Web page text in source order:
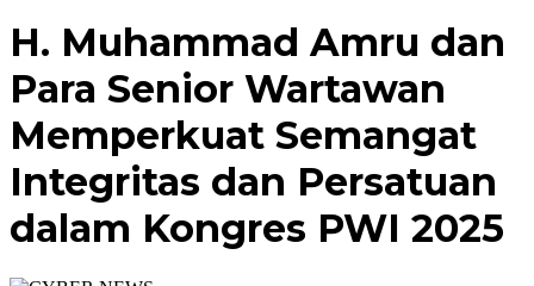
H. Muhammad Amru dan
Para Senior Wartawan
Memperkuat Semangat
Integritas dan Persatuan
dalam Kongres PWI 2025